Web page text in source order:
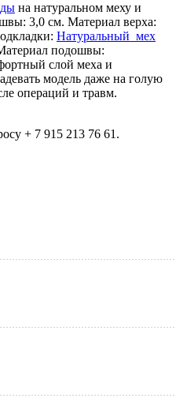
на натуральном меху и
3,0 cм. Материал верха:
Натуральный мех
подошвы:
слой меха и
модель даже на голую
операций и травм.
+ 7 915 213 76 61.